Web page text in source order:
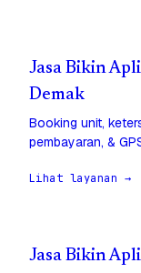
Jasa Bikin
Demak
Booking unit,
pembayaran, &
Lihat layanan →
Jasa Bikin